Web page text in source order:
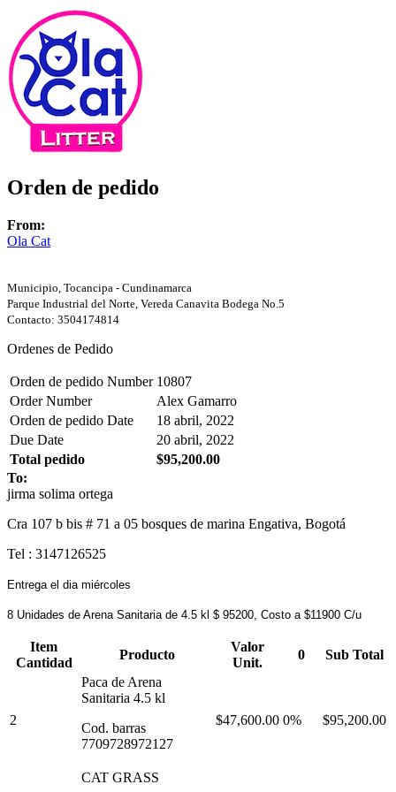
Orden de pedido
From:
Ola Cat
Municipio, Tocancipa - Cundinamarca
Parque Industrial del Norte, Vereda Canavita Bodega No.5
Contacto: 3504174814
Ordenes de Pedido
Orden de pedido Number 10807
Order Number
Alex Gamarro
Orden de pedido Date
18 abril, 2022
Due Date
20 abril, 2022
Total pedido
$95,200.00
To:
jirma solima ortega
Cra 107 b bis # 71 a 05 bosques de marina Engativa, Bogotá
Tel : 3147126525
Entrega el dia miércoles
8 Unidades de Arena Sanitaria de 4.5 kl $ 95200, Costo a $11900 C/u
Item
Cantidad
Producto
Valor
Unit.
0 Sub Total
2
Paca de Arena
Sanitaria 4.5 kl
Cod. barras
7709728972127
$47,600.00 0% $95,200.00
CAT GRASS